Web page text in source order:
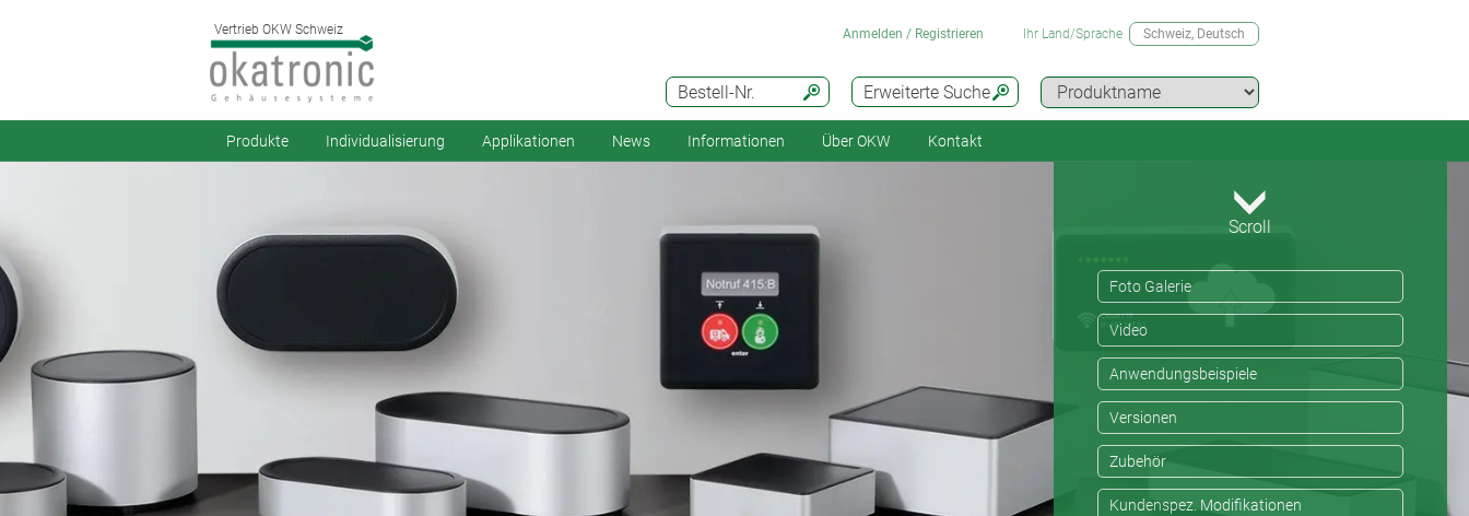
Vertrieb OKW Schweiz
Erweiterte Suche
Bestell-Nr.
Anmelden / Registrieren Ihr Land/Sprache Schweiz, Deutsch
Produkte Individualisierung Applikationen News Informationen Über OKW Kontakt
Scroll
Foto Galerie
Video
Anwendungsbeispiele
Versionen
Zubehör
Kundenspez. Modifikationen